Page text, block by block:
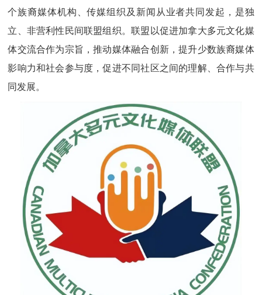
个族裔媒体机构、传媒组织及新闻从业者共同发起，是独
立、非营利性民间联盟组织。联盟以促进加拿大多元文化媒
体交流合作为宗旨，推动媒体融合创新，提升少数族裔媒体
影响力和社会参与度，促进不同社区之间的理解、合作与共
同发展。